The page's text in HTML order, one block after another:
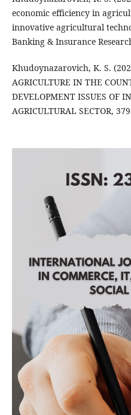
economic efficiency in
innovative agricultural
Banking & Insurance
Khudoynazarovich, K. S.
AGRICULTURE IN THE
DEVELOPMENT ISSUES OF
AGRICULTURAL SECTOR,